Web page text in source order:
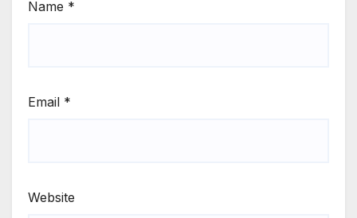
Name *
Email *
Website